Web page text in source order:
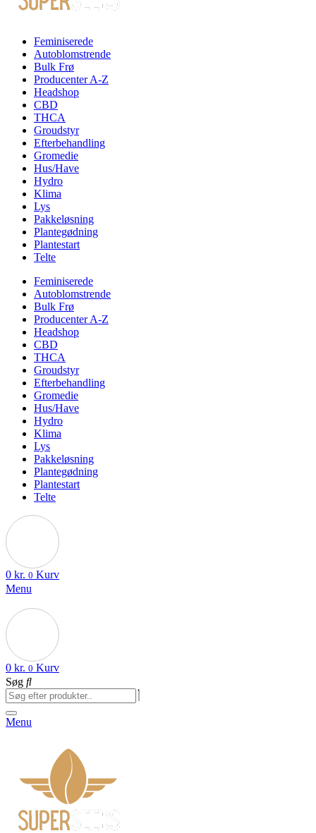
Feminiserede
Autoblomstrende
Bulk Frø
Producenter A-Z
Headshop
CBD
THCA
Groudstyr
Efterbehandling
Gromedie
Hus/Have
Hydro
Klima
Lys
Pakkeløsning
Plantegødning
Plantestart
Telte
Feminiserede
Autoblomstrende
Bulk Frø
Producenter A-Z
Headshop
CBD
THCA
Groudstyr
Efterbehandling
Gromedie
Hus/Have
Hydro
Klima
Lys
Pakkeløsning
Plantegødning
Plantestart
Telte
0 kr. 0 Kurv
Menu
0 kr. 0 Kurv
Søg
Menu